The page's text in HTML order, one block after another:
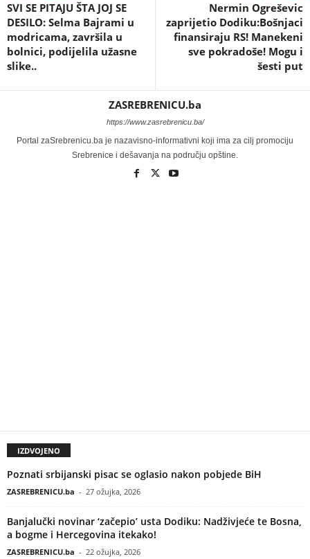
SVI SE PITAJU ŠTA JOJ SE
DESILO: Selma Bajrami u
modricama, završila u
bolnici, podijelila užasne
slike..
Nermin Ogreševic
zaprijetio Dodiku:Bošnjaci
finansiraju RS! Manekeni
sve pokradoše! Mogu i
šesti put
ZASREBRENICU.ba
https://www.zasrebrenicu.ba/
Portal zaSrebrenicu.ba je nazavisno-informativni koji ima za cilj promociju
Srebrenice i dešavanja na području opštine.
IZDVOJENO
Poznati srbijanski pisac se oglasio nakon pobjede BiH
ZASREBRENICU.ba - 27 ožujka, 2026
Banjalučki novinar ‘začepio’ usta Dodiku: Nadživjeće te Bosna,
a bogme i Hercegovina itekako!
ZASREBRENICU.ba - 22 ožujka, 2026